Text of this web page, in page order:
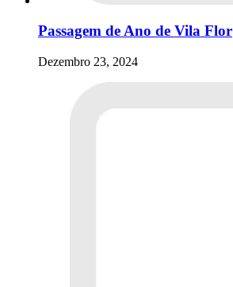
Passagem de Ano de Vila Flor
Dezembro 23, 2024